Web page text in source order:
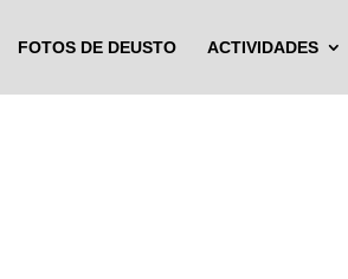
FOTOS DE DEUSTO ACTIVIDADES